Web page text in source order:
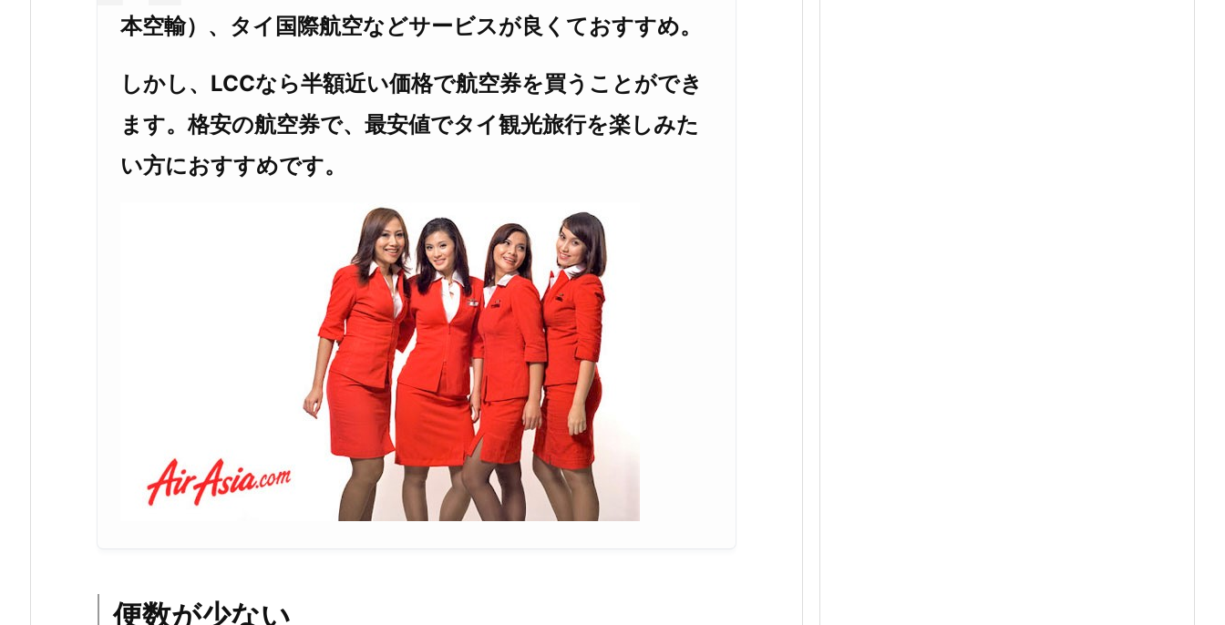
本空輸）、タイ国際航空などサービスが良くておすすめ。
しかし、LCCなら半額近い価格で航空券を買うことができ
ます。格安の航空券で、最安値でタイ観光旅行を楽しみた
い方におすすめです。
便数が少ない